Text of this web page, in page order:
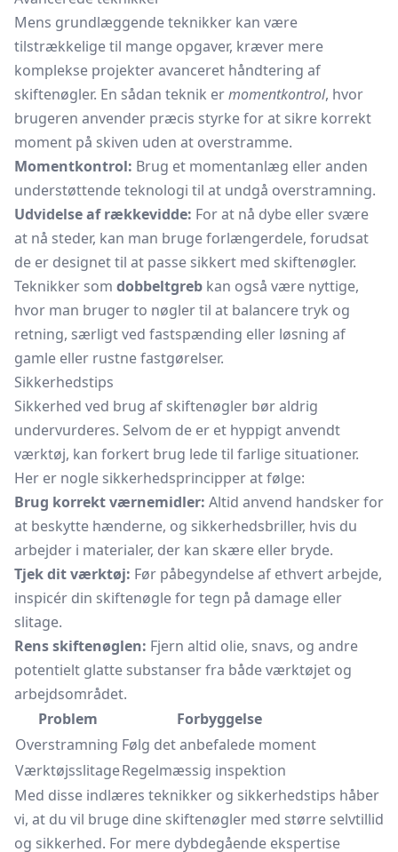
Mens grundlæggende teknikker kan være
tilstrækkelige til mange opgaver, kræver mere
komplekse projekter avanceret håndtering af
skiftenøgler. En sådan teknik ermomentkontrol, hvor
brugeren anvender præcis styrke for at sikre korrekt
moment på skiven uden at overstramme.
Momentkontrol: Brug et momentanlæg eller anden
understøttende teknologi til at undgå overstramning.
Udvidelse af rækkevidde: For at nå dybe eller svære
at nå steder, kan man bruge forlængerdele, forudsat
de er designet til at passe sikkert med skiftenøgler.
Teknikker som dobbeltgreb kan også være nyttige,
hvor man bruger to nøgler til at balancere tryk og
retning, særligt ved fastspænding eller løsning af
gamle eller rustne fastgørelser.
Sikkerhedstips
Sikkerhed ved brug af skiftenøgler bør aldrig
undervurderes. Selvom de er et hyppigt anvendt
værktøj, kan forkert brug lede til farlige situationer.
Her er nogle sikkerhedsprincipper at følge:
Brug korrekt værnemidler: Altid anvend handsker for
at beskytte hænderne, og sikkerhedsbriller, hvis du
arbejder i materialer, der kan skære eller bryde.
Tjek dit værktøj: Før påbegyndelse af ethvert arbejde,
inspicér din skiftenøgle for tegn på damage eller
slitage.
Rens skiftenøglen: Fjern altid olie, snavs, og andre
potentielt glatte substanser fra både værktøjet og
arbejdsområdet.
Problem
Forbyggelse
Overstramning Følg det anbefalede moment
VærktøjsslitageRegelmæssig inspektion
Med disse indlæres teknikker og sikkerhedstips håber
vi, at du vil bruge dine skiftenøgler med større selvtillid
og sikkerhed. For mere dybdegående ekspertise